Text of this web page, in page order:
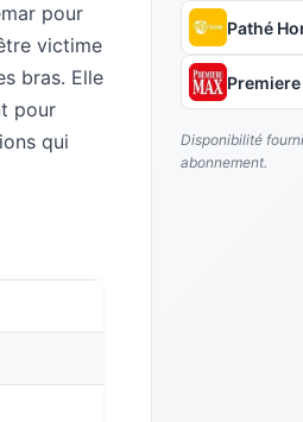
pour
victime
bras. Elle
pour
qui
Pathé
Disponibilité
abonnement.